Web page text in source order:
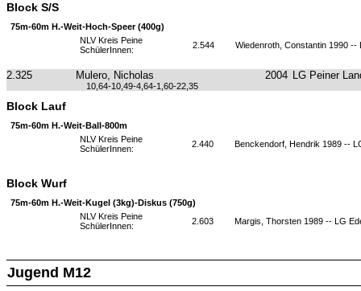
Block S/S
75m-60m H.-Weit-Hoch-Speer (400g)
NLV Kreis Peine
SchülerInnen:
2.544 Wiedenroth, Constantin 1990 --
2.325 Mulero, Nicholas 2004 LG Peiner
10,64-10,49-4,64-1,60-22,35
Block Lauf
75m-60m H.-Weit-Ball-800m
NLV Kreis Peine
SchülerInnen:
2.440 Benckendorf, Hendrik 1989 --
Block Wurf
75m-60m H.-Weit-Kugel (3kg)-Diskus (750g)
NLV Kreis Peine
SchülerInnen:
2.603 Margis, Thorsten 1989 -- LG
Jugend M12